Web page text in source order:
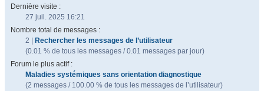
Dernière visite :
27 juil. 2025 16:21
Nombre total de messages :
2 |
Rechercher les messages de l’utilisateur
(0.01 % de tous les messages / 0.01 messages par jour)
Forum le plus actif :
Maladies systémiques sans orientation diagnostique
(2 messages / 100.00 % de tous les messages de l’utilisateur)